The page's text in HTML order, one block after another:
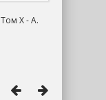
X - А.